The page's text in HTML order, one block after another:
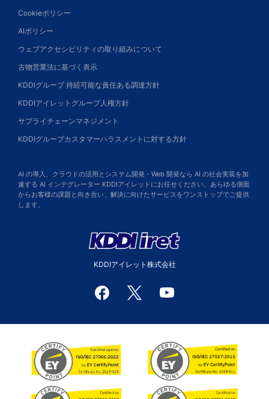
Cookieポリシー
AIポリシー
ウェブアクセシビリティの取り組みについて
古物営業法に基づく表示
KDDIグループ 持続可能な責任ある調達方針
KDDIアイレットグループ人権方針
サプライチェーンマネジメント
KDDIグループカスタマーハラスメントに対する方針
AI の導入、クラウドの活用とシステム開発・Web 開発なら AI の社会実装を加
速する AI インテグレーター KDDIアイレットにお任せください。あらゆる側面
からお客様の課題と向き合い、解決に向けたサービスをワンストップでご提供
します。
KDDIアイレット株式会社